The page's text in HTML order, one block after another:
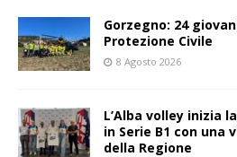
Gorzegno: 24
Protezione Civile
8 Agosto 2026
L’Alba volley inizia
in Serie B1 con
della Regione